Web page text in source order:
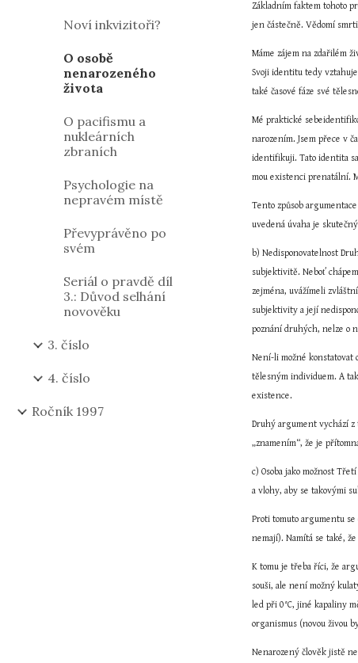
Noví inkvizitoři?
O osobě
nenarozeného
života
O pacifismu a
nukleárních
zbraních
Psychologie na
nepravém místě
Převyprávěno po
svém
Seriál o pravdě díl
3.: Důvod selhání
novověku
3. číslo
4. číslo
Ročník 1997
Základním faktem tohoto
jen částečně. Vědomí
Máme zájem na zdařilém
Svoji identitu tedy
také časové fáze své
Mé praktické
narozením. Jsem přece v
identifikuji. Tato identita
mou existenci prenatální.
Tento způsob
uvedená úvaha je
b) Nedisponovatelnost
subjektivitě. Neboť
zejména, uvážímeli
subjektivity a její
poznání druhých, nelze o
Není-li možné konstatovat
tělesným individuem. A
existence.
Druhý argument vychází z
„znamením“, že je
c) Osoba jako možnost
a vlohy, aby se takovými
Proti tomuto argumentu
nemají). Namítá se také,
K tomu je třeba říci, že
souši, ale není možný
led při 0°C, jiné kapaliny
organismus (novou živou
Nenarozený člověk jistě